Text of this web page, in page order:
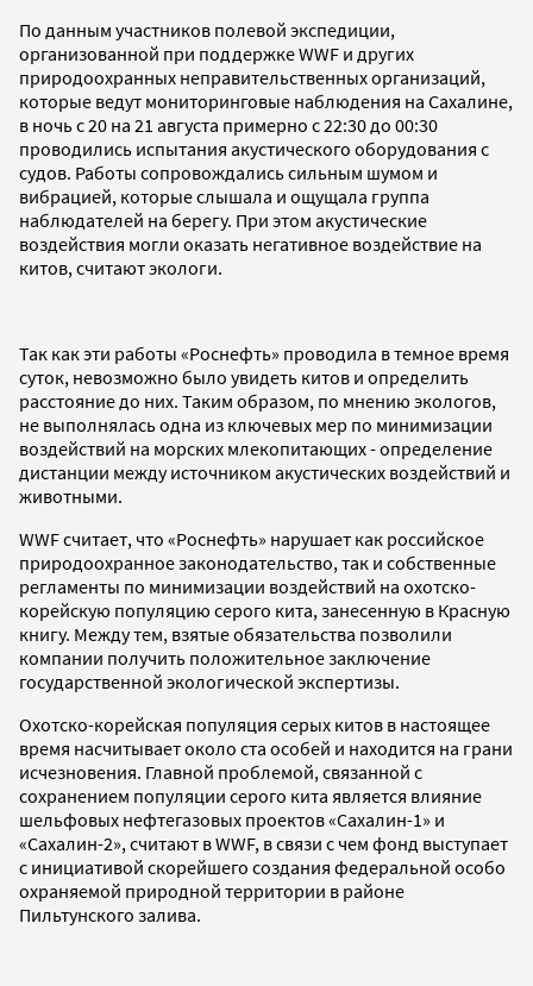
По данным участников полевой экспедиции,
организованной при поддержке WWF и других
природоохранных неправительственных организаций,
которые ведут мониторинговые наблюдения на Сахалине,
в ночь с 20 на 21 августа примерно с 22:30 до 00:30
проводились испытания акустического оборудования с
судов. Работы сопровождались сильным шумом и
вибрацией, которые слышала и ощущала группа
наблюдателей на берегу. При этом акустические
воздействия могли оказать негативное воздействие на
китов, считают экологи.
Так как эти работы «Роснефть» проводила в темное время
суток, невозможно было увидеть китов и определить
расстояние до них. Таким образом, по мнению экологов,
не выполнялась одна из ключевых мер по минимизации
воздействий на морских млекопитающих - определение
дистанции между источником акустических воздействий и
животными.
WWF считает, что «Роснефть» нарушает как российское
природоохранное законодательство, так и собственные
регламенты по минимизации воздействий на охотско-
корейскую популяцию серого кита, занесенную в Красную
книгу. Между тем, взятые обязательства позволили
компании получить положительное заключение
государственной экологической экспертизы.
Охотско-корейская популяция серых китов в настоящее
время насчитывает около ста особей и находится на грани
исчезновения. Главной проблемой, связанной с
сохранением популяции серого кита является влияние
шельфовых нефтегазовых проектов «Сахалин-1» и
«Сахалин-2», считают в WWF, в связи с чем фонд выступает
с инициативой скорейшего создания федеральной особо
охраняемой природной территории в районе
Пильтунского залива.